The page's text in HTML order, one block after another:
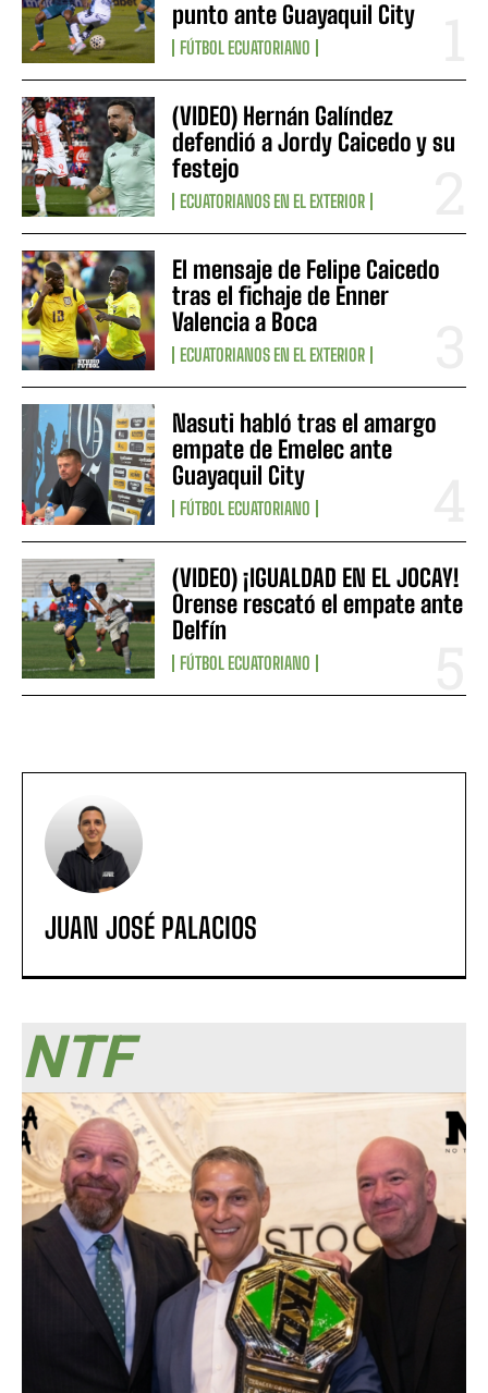
punto ante Guayaquil City
FÚTBOL ECUATORIANO
(VIDEO) Hernán Galíndez
defendió a Jordy Caicedo y su
festejo
ECUATORIANOS EN EL EXTERIOR
El mensaje de Felipe Caicedo
tras el fichaje de Enner
Valencia a Boca
ECUATORIANOS EN EL EXTERIOR
Nasuti habló tras el amargo
empate de Emelec ante
Guayaquil City
FÚTBOL ECUATORIANO
(VIDEO) ¡IGUALDAD EN EL JOCAY!
Orense rescató el empate ante
Delfín
FÚTBOL ECUATORIANO
JUAN JOSÉ PALACIOS
NTF